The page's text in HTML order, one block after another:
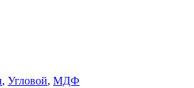
, Угловой, МДФ